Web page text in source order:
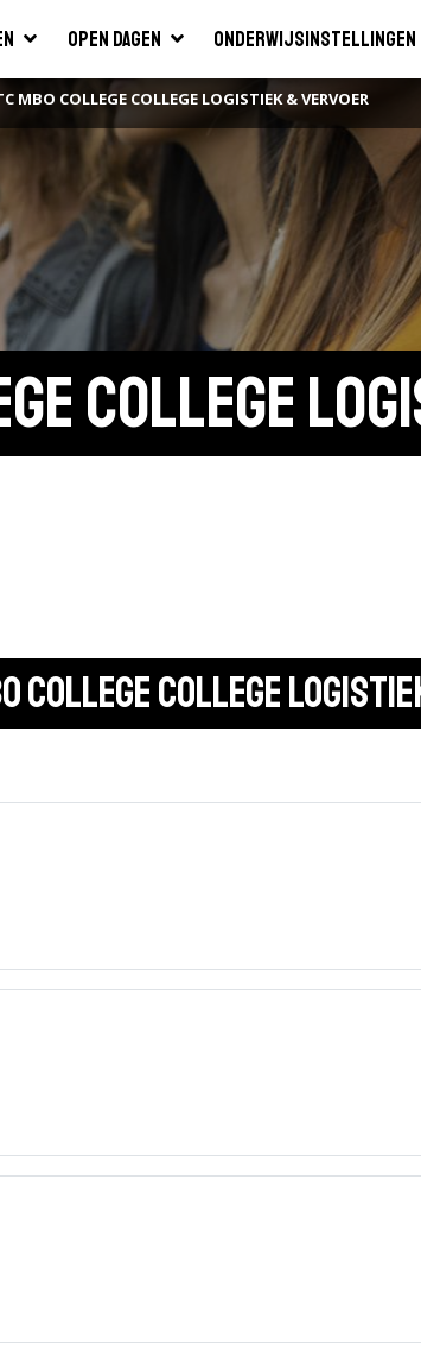
Open dagen Onderwijsinstellingen
MBO COLLEGE COLLEGE LOGISTIEK & VERVOER
College
college College